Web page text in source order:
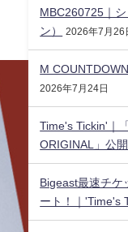
MBC260725｜
ン）
2026年7月26
M
2026年7月24日
Time's Tickin'｜
ORIGINAL」公開
Bigeast最速チケ
ート！｜'Time's